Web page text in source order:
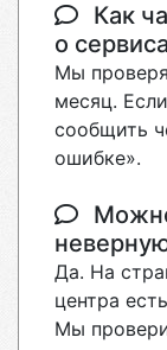
Как
о
Мы
месяц.
сообщить
ошибке».
Да. На
центра
Мы